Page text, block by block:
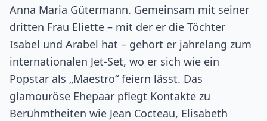
Anna Maria Gütermann. Gemeinsam mit seiner
dritten Frau Eliette – mit der er die Töchter
Isabel und Arabel hat – gehört er jahrelang zum
internationalen Jet-Set, wo er sich wie ein
Popstar als „Maestro“ feiern lässt. Das
glamouröse Ehepaar pflegt Kontakte zu
Berühmtheiten wie Jean Cocteau, Elisabeth